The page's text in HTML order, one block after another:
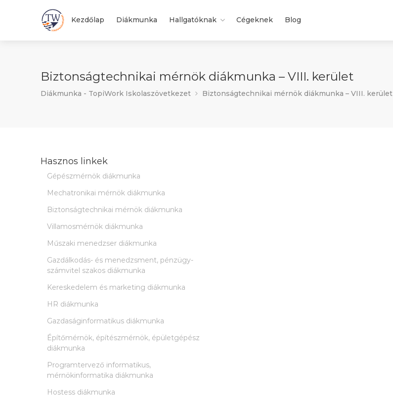
Kezdőlap Diákmunka Hallgatóknak Cégeknek Blog
Biztonságtechnikai mérnök diákmunka – VIII. kerület
Diákmunka - TopiWork Iskolaszövetkezet Biztonságtechnikai mérnök diákmunka – VIII. kerület
Hasznos linkek
Gépészmérnök diákmunka
Mechatronikai mérnök diákmunka
Biztonságtechnikai mérnök diákmunka
Villamosmérnök diákmunka
Műszaki menedzser diákmunka
Gazdálkodás- és menedzsment, pénzügy-
számvitel szakos diákmunka
Kereskedelem és marketing diákmunka
HR diákmunka
Gazdaságinformatikus diákmunka
Építőmérnök, építészmérnök, épületgépész
diákmunka
Programtervező informatikus,
mérnökinformatika diákmunka
Hostess diákmunka